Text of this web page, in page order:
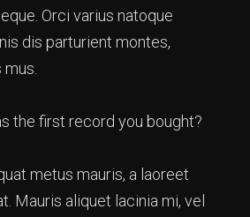
Orci varius natoque
dis parturient montes,
the first record you bought?
metus mauris, a laoreet
Mauris aliquet lacinia mi, vel